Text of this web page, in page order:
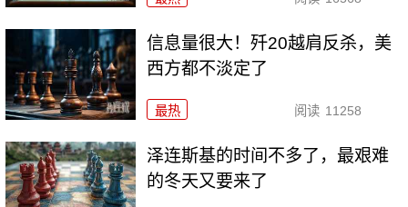
信息量很大！歼20越肩反杀，美
西方都不淡定了
最热 阅读 11258
泽连斯基的时间不多了，最艰难
的冬天又要来了